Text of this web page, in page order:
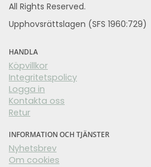
All Rights Reserved.
Upphovsrättslagen (SFS 1960:729)
HANDLA
Köpvillkor
Integritetspolicy
Logga in
Kontakta oss
Retur
INFORMATION OCH TJÄNSTER
Nyhetsbrev
Om cookies